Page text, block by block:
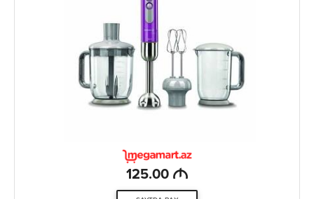
125.00 M